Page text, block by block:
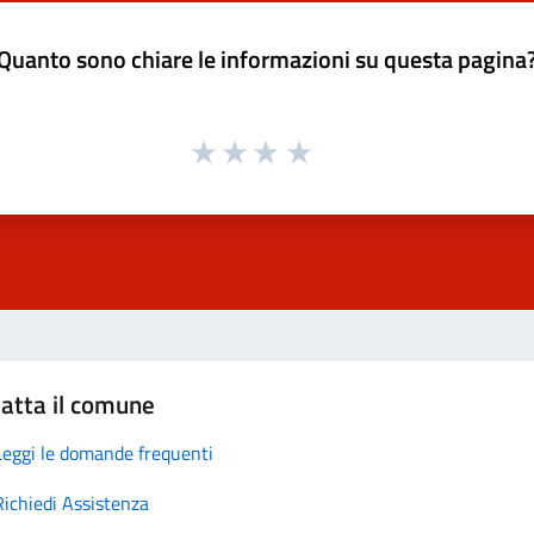
sono chiare le informazioni su questa
il comune
le domande frequenti
Assistenza